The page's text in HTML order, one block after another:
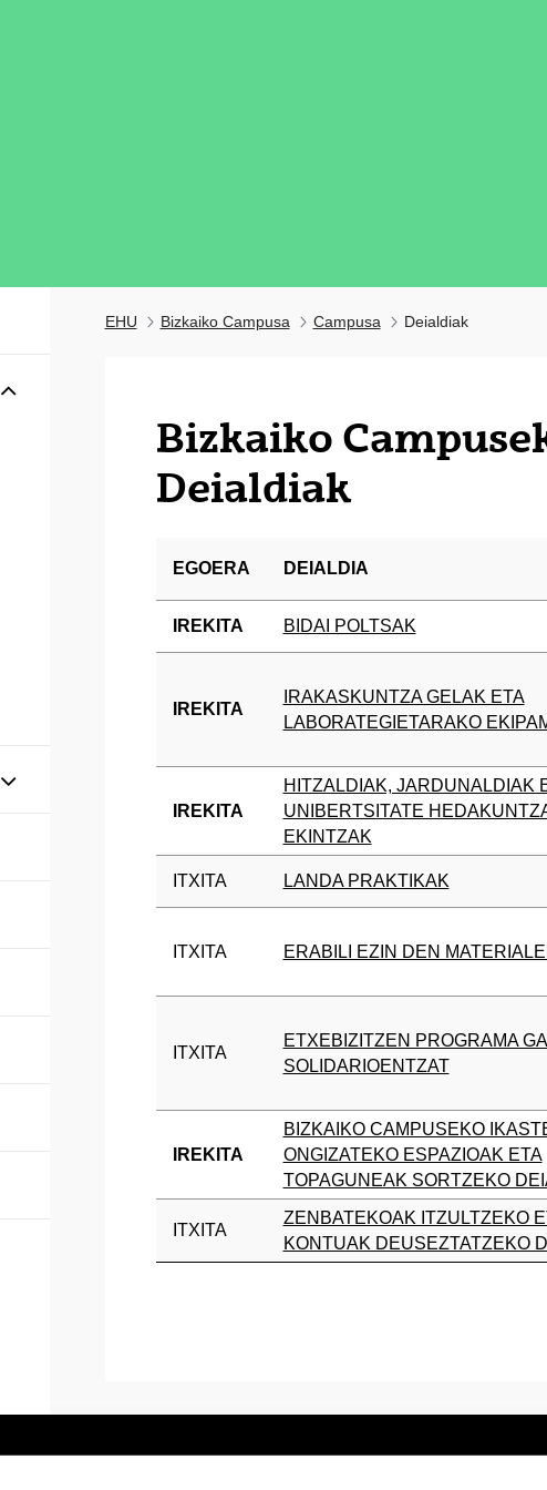
Erakutsi/izkutatu azpiorriak
Erakutsi/izkutatu azpiorriak
EHU Bizkaiko Campusa Campusa Deialdiak
Bizkaiko
Deialdiak
EGOERA DEIALDIA
IREKITA BIDAI POLTSAK
IREKITA
IRAKASKUNTZA GELAK ETA
LABORATEGIETARAKO
IREKITA
HITZALDIAK, JARDUNALDIAK
UNIBERTSITATE
EKINTZAK
ITXITA LANDA PRAKTIKAK
ITXITA ERABILI EZIN DEN
ITXITA
ETXEBIZITZEN PROGRAMA
SOLIDARIOENTZAT
IREKITA
BIZKAIKO CAMPUSEKO
ONGIZATEKO ESPAZIOAK ETA
TOPAGUNEAK SORTZEKO
ITXITA
ZENBATEKOAK ITZULTZEKO
KONTUAK DEUSEZTATZEKO